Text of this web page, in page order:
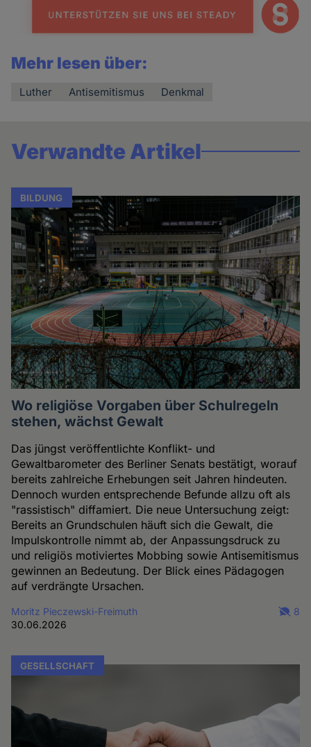
Mehr lesen über:
Luther Antisemitismus Denkmal
Verwandte Artikel
BILDUNG
Wo religiöse Vorgaben über Schulregeln
stehen, wächst Gewalt
Das jüngst veröffentlichte Konflikt- und
Gewaltbarometer des Berliner Senats bestätigt, worauf
bereits zahlreiche Erhebungen seit Jahren hindeuten.
Dennoch wurden entsprechende Befunde allzu oft als
"rassistisch" diffamiert. Die neue Untersuchung zeigt:
Bereits an Grundschulen häuft sich die Gewalt, die
Impulskontrolle nimmt ab, der Anpassungsdruck zu
und religiös motiviertes Mobbing sowie Antisemitismus
gewinnen an Bedeutung. Der Blick eines Pädagogen
auf verdrängte Ursachen.
Moritz Pieczewski-Freimuth
30.06.2026
8
GESELLSCHAFT